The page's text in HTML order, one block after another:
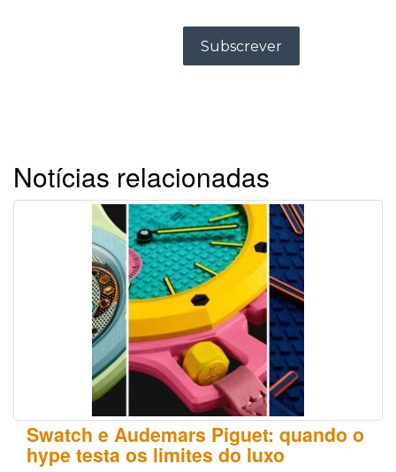
Notícias relacionadas
Swatch e Audemars Piguet: quando o
hype testa os limites do luxo